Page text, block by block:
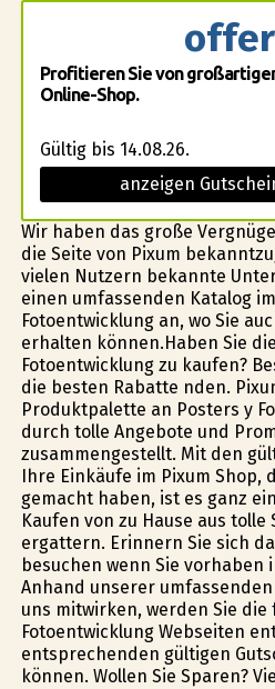
Profitieren Sie von
Online-Shop.
Gültig bis 14.08.26.
anzeigen
Wir haben das große
die Seite von Pixum
vielen Nutzern bekannte
einen umfassenden Katalog
Fotoentwicklung an, wo Sie
erhalten können.Haben Sie
Fotoentwicklung zu kaufen?
die besten Rabatte finden.
Produktpalette an Posters y
durch tolle Angebote und
zusammengestellt. Mit den
Ihre Einkäufe im Pixum Shop,
gemacht haben, ist es ganz
Kaufen von zu Hause aus tolle
ergattern. Erinnern Sie sich
besuchen wenn Sie vorhaben
Anhand unserer
uns mitwirken, werden Sie
Fotoentwicklung Webseiten
entsprechenden gültigen
können. Wollen Sie Sparen?